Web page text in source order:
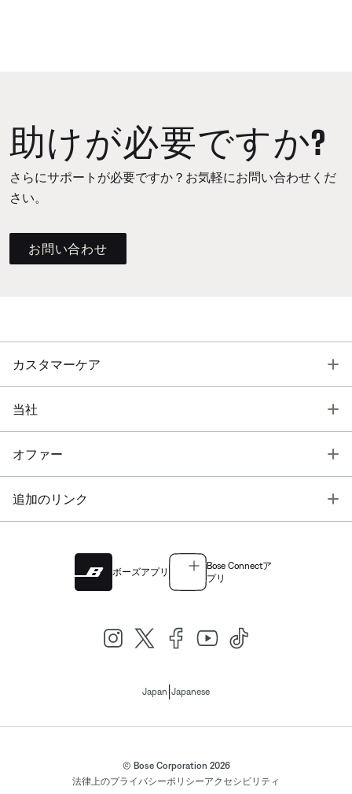
助けが必要ですか?
さらにサポートが必要ですか？お気軽にお問い合わせくだ
さい。
お問い合わせ
カスタマーケア
当社
オファー
追加のリンク
ボーズアプリ
Bose Connectア
プリ
Japan Japanese
© Bose Corporation 2026
法律上のプライバシーポリシーアクセシビリティ